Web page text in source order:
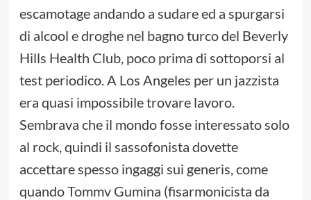
escamotage andando a sudare ed a spurgarsi
di alcool e droghe nel bagno turco del Beverly
Hills Health Club, poco prima di sottoporsi al
test periodico. A Los Angeles per un jazzista
era quasi impossibile trovare lavoro.
Sembrava che il mondo fosse interessato solo
al rock, quindi il sassofonista dovette
accettare spesso ingaggi sui generis, come
quando Tommv Gumina (fisarmonicista da